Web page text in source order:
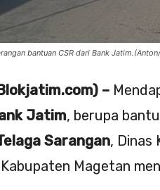
bantuan CSR dari Bank
–
Jatim, berupa
Sarangan, Dinas
Magetan